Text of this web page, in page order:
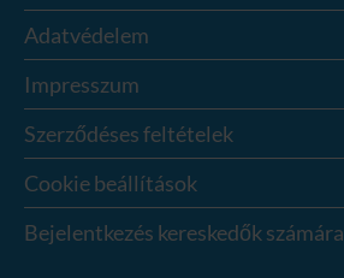
Adatvédelem
Impresszum
Szerződéses feltételek
Cookie beállítások
Bejelentkezés kereskedők számára